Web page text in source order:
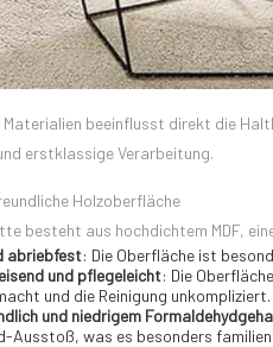
Materialien beeinflusst direkt die
erstklassige Verarbeitung.
Holzoberfläche
besteht aus hochdichtem MDF,
abriebfest: Die Oberfläche ist
und pflegeleicht: Die
und die Reinigung unkompliziert.
und niedrigem
Ausstoß, was es besonders